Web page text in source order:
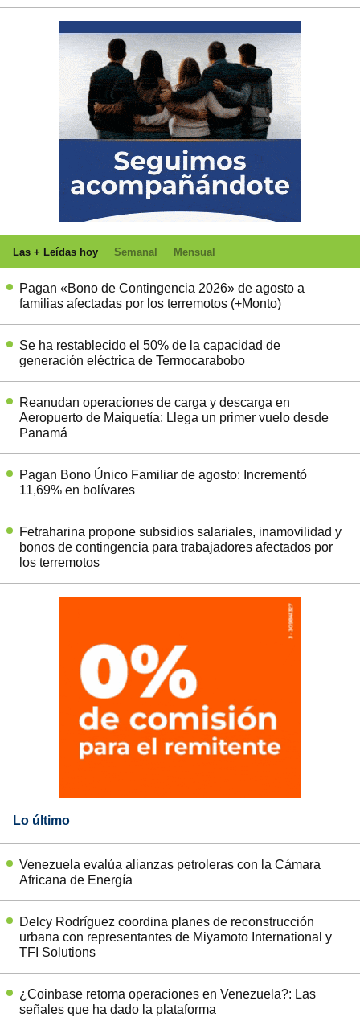
Las + Leídas hoy Semanal Mensual
Pagan «Bono de Contingencia 2026» de agosto a
familias afectadas por los terremotos (+Monto)
Se ha restablecido el 50% de la capacidad de
generación eléctrica de Termocarabobo
Reanudan operaciones de carga y descarga en
Aeropuerto de Maiquetía: Llega un primer vuelo desde
Panamá
Pagan Bono Único Familiar de agosto: Incrementó
11,69% en bolívares
Fetraharina propone subsidios salariales, inamovilidad y
bonos de contingencia para trabajadores afectados por
los terremotos
Lo último
Venezuela evalúa alianzas petroleras con la Cámara
Africana de Energía
Delcy Rodríguez coordina planes de reconstrucción
urbana con representantes de Miyamoto International y
TFI Solutions
¿Coinbase retoma operaciones en Venezuela?: Las
señales que ha dado la plataforma